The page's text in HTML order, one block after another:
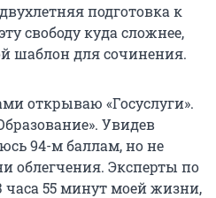
подготовка к
свободу куда сложнее,
шаблон для сочинения.
открываю «Госуслуги».
Увидев
94-м баллам, но не
облегчения. Эксперты по
часа 55 минут моей жизни,